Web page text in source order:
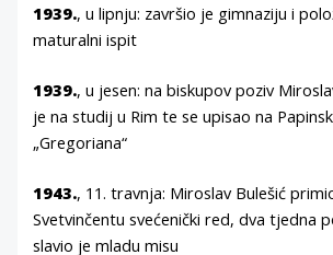
1939., u lipnju: završio je gimnaziju i
maturalni ispit
1939., u jesen: na biskupov poziv
je na studij u Rim te se upisao na
„Gregoriana“
1943., 11. travnja: Miroslav Bulešić
Svetvinčentu svećenički red, dva tjedna
slavio je mladu misu